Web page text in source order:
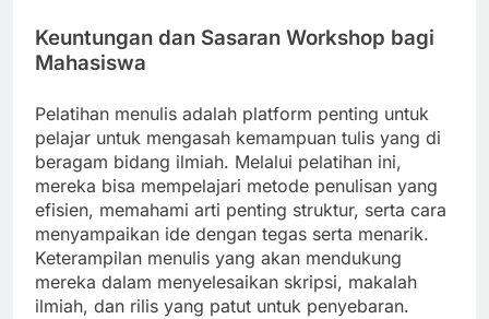
Keuntungan dan Sasaran Workshop bagi
Mahasiswa
Pelatihan menulis adalah platform penting untuk
pelajar untuk mengasah kemampuan tulis yang di
beragam bidang ilmiah. Melalui pelatihan ini,
mereka bisa mempelajari metode penulisan yang
efisien, memahami arti penting struktur, serta cara
menyampaikan ide dengan tegas serta menarik.
Keterampilan menulis yang akan mendukung
mereka dalam menyelesaikan skripsi, makalah
ilmiah, dan rilis yang patut untuk penyebaran.